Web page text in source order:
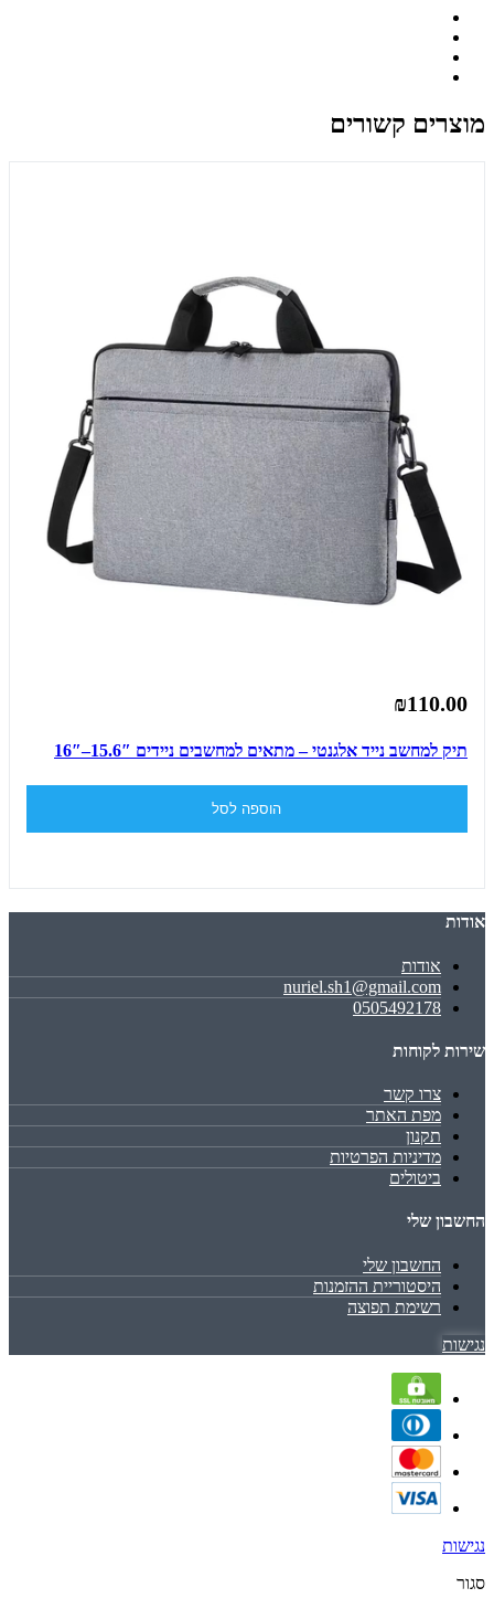
מוצרים קשורים
₪110.00
תיק למחשב נייד אלגנטי – מתאים למחשבים ניידים 15.6″–16″
הוספה לסל
אודות
אודות
nuriel.sh1@gmail.com
0505492178
שירות לקוחות
צרו קשר
מפת האתר
תקנון
מדיניות הפרטיות
ביטולים
החשבון שלי
החשבון שלי
היסטוריית ההזמנות
רשימת תפוצה
נגישות
נגישות
סגור